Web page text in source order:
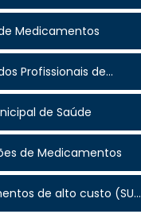
Medicamentos
Profissionais de...
de Saúde
de Medicamentos
de alto custo (SU...